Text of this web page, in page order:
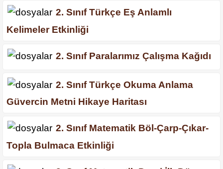
2. Sınıf Türkçe Eş Anlamlı
Kelimeler Etkinliği
2. Sınıf Paralarımız Çalışma Kağıdı
2. Sınıf Türkçe Okuma Anlama
Güvercin Metni Hikaye Haritası
2. Sınıf Matematik Böl-Çarp-Çıkar-
Topla Bulmaca Etkinliği